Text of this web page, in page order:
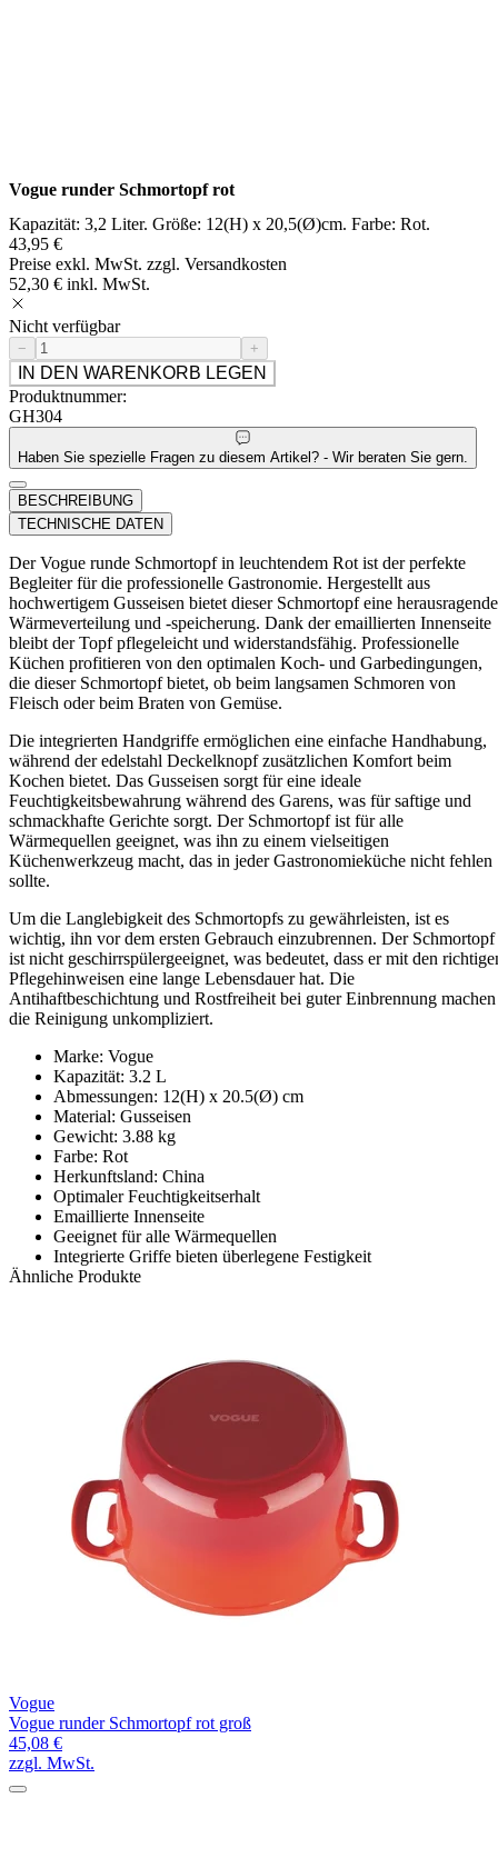
Vogue runder Schmortopf rot
Kapazität: 3,2 Liter. Größe: 12(H) x 20,5(Ø)cm. Farbe: Rot.
43,95 €
Preise exkl. MwSt. zzgl. Versandkosten
52,30 € inkl. MwSt.
Nicht verfügbar
− +
IN DEN WARENKORB LEGEN
Produktnummer:
GH304
Haben Sie spezielle Fragen zu diesem Artikel? - Wir beraten Sie gern.
BESCHREIBUNG
TECHNISCHE DATEN
Der Vogue runde Schmortopf in leuchtendem Rot ist der perfekte
Begleiter für die professionelle Gastronomie. Hergestellt aus
hochwertigem Gusseisen bietet dieser Schmortopf eine herausragende
Wärmeverteilung und -speicherung. Dank der emaillierten Innenseite
bleibt der Topf pflegeleicht und widerstandsfähig. Professionelle
Küchen profitieren von den optimalen Koch- und Garbedingungen,
die dieser Schmortopf bietet, ob beim langsamen Schmoren von
Fleisch oder beim Braten von Gemüse.
Die integrierten Handgriffe ermöglichen eine einfache Handhabung,
während der edelstahl Deckelknopf zusätzlichen Komfort beim
Kochen bietet. Das Gusseisen sorgt für eine ideale
Feuchtigkeitsbewahrung während des Garens, was für saftige und
schmackhafte Gerichte sorgt. Der Schmortopf ist für alle
Wärmequellen geeignet, was ihn zu einem vielseitigen
Küchenwerkzeug macht, das in jeder Gastronomieküche nicht fehlen
sollte.
Um die Langlebigkeit des Schmortopfs zu gewährleisten, ist es
wichtig, ihn vor dem ersten Gebrauch einzubrennen. Der Schmortopf
ist nicht geschirrspülergeeignet, was bedeutet, dass er mit den
Pflegehinweisen eine lange Lebensdauer hat. Die
Antihaftbeschichtung und Rostfreiheit bei guter Einbrennung machen
die Reinigung unkompliziert.
Marke: Vogue
Kapazität: 3.2 L
Abmessungen: 12(H) x 20.5(Ø) cm
Material: Gusseisen
Gewicht: 3.88 kg
Farbe: Rot
Herkunftsland: China
Optimaler Feuchtigkeitserhalt
Emaillierte Innenseite
Geeignet für alle Wärmequellen
Integrierte Griffe bieten überlegene Festigkeit
Ähnliche Produkte
Vogue
Vogue runder Schmortopf rot groß
45,08 €
zzgl. MwSt.